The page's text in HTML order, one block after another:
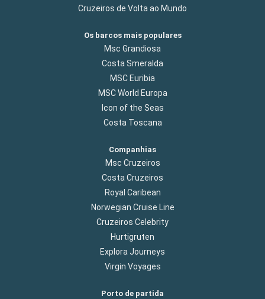
Cruzeiros de Volta ao Mundo
Os barcos mais populares
Msc Grandiosa
Costa Smeralda
MSC Euribia
MSC World Europa
Icon of the Seas
Costa Toscana
Companhias
Msc Cruzeiros
Costa Cruzeiros
Royal Caribean
Norwegian Cruise Line
Cruzeiros Celebrity
Hurtigruten
Explora Journeys
Virgin Voyages
Porto de partida